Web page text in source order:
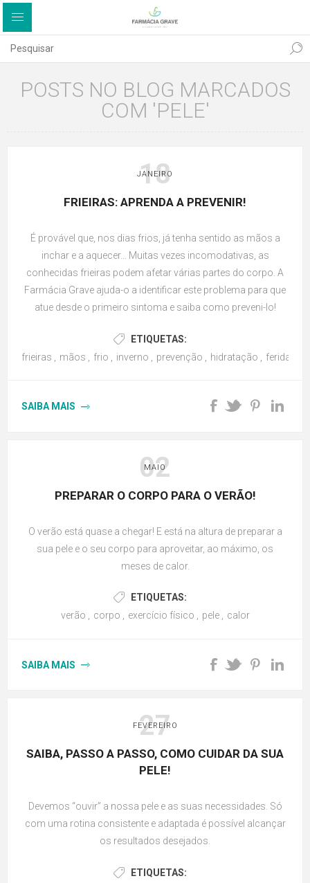
POSTS NO BLOG MARCADOS
COM 'PELE'
18
JANEIRO
FRIEIRAS: APRENDA A PREVENIR!
É provável que, nos dias frios, já tenha sentido as mãos a
inchar e a aquecer… Muitas vezes incomodativas, as
conhecidas frieiras podem afetar várias partes do corpo. A
Farmácia Grave ajuda-o a identificar este problema para que
atue desde o primeiro sintoma e saiba como preveni-lo!
ETIQUETAS:
frieiras
mãos frio inverno prevenção hidratação feridas
SAIBA MAIS
02
MAIO
PREPARAR O CORPO PARA O VERÃO!
O verão está quase a chegar! E está na altura de preparar a
sua pele e o seu corpo para aproveitar, ao máximo, os
meses de calor.
ETIQUETAS:
verão
corpo exercício físico pele calor
SAIBA MAIS
27
FEVEREIRO
SAIBA, PASSO A PASSO, COMO CUIDAR DA SUA
PELE!
Devemos “ouvir” a nossa pele e as suas necessidades. Só
com uma rotina consistente e adaptada é possível alcançar
os resultados desejados.
ETIQUETAS: